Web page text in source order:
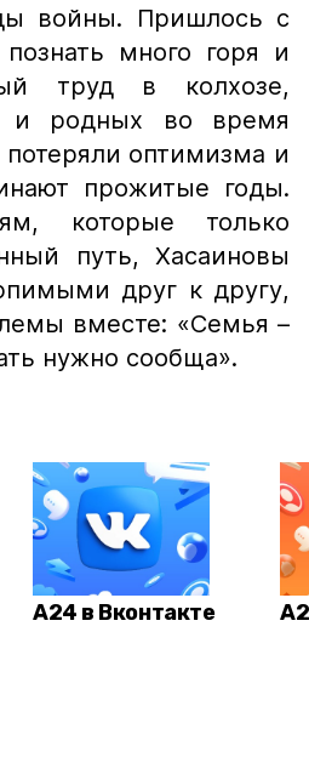
войны. Пришлось с
познать много горя и
труд в колхозе,
и родных во время
оптимизма и
прожитые годы.
которые только
путь, Хасаиновы
друг к другу,
вместе: «Семья –
нужно сообща».
А24 в Вконтакте